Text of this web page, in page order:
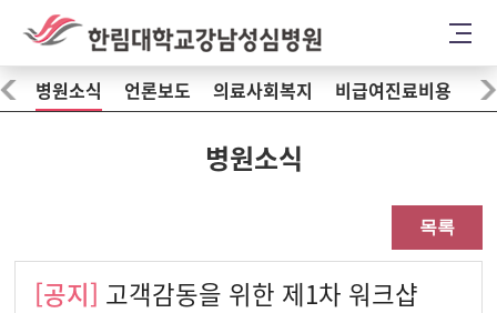
병원소식 언론보도 의료사회복지 비급여진료비용
병원소식
목록
[공지] 고객감동을 위한 제1차 워크샵